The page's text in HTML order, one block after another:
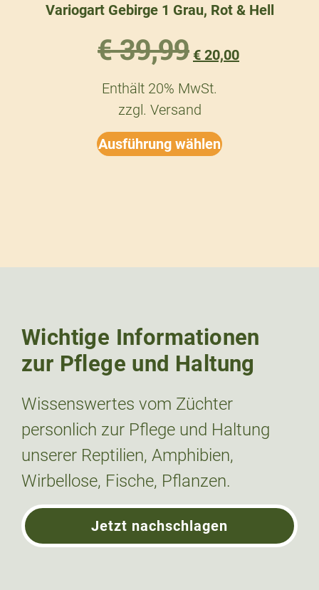
Variogart Gebirge 1 Grau, Rot & Hell
€39,99 € 20,00
Enthält 20% MwSt.
zzgl. Versand
Ausführung wählen
Wichtige Informationen
zur Pflege und Haltung
Wissenswertes vom Züchter
personlich zur Pflege und Haltung
unserer Reptilien, Amphibien,
Wirbellose, Fische, Pflanzen.
Jetzt nachschlagen